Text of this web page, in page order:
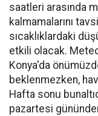
saatleri arasında
kalmamalarını
sıcaklıklardaki
etkili olacak.
Konya'da
beklenmezken,
Hafta sonu
pazartesi